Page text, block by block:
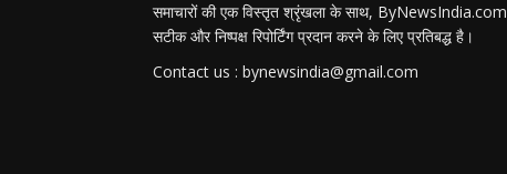
समाचारों की एक विस्तृत श्रृंखला के साथ, ByNewsIndia.com
सटीक और निष्पक्ष रिपोर्टिंग प्रदान करने के लिए प्रतिबद्ध है।
Contact us : bynewsindia@gmail.com